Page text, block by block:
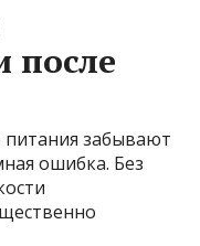
после
питания забывают
ошибка. Без